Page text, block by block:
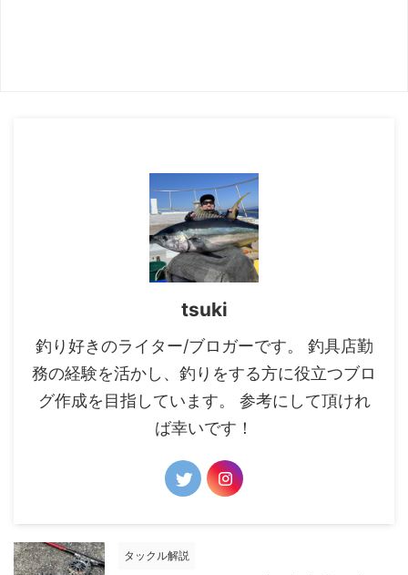
tsuki
釣り好きのライター/ブロガーです。 釣具店勤
務の経験を活かし、釣りをする方に役立つブロ
グ作成を目指しています。 参考にして頂けれ
ば幸いです！
タックル解説